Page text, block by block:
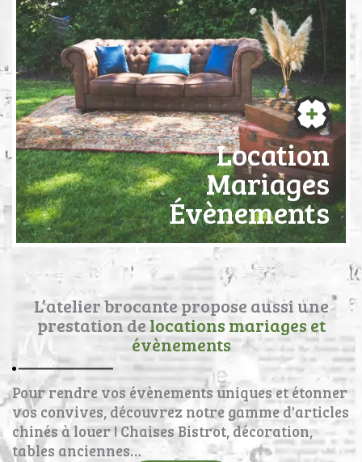
Location
Mariages
Évènements
L’atelier brocante propose aussi une
prestation de locations mariages et
évènements
Pour rendre vos évènements uniques et étonner
vos convives, découvrez notre gamme d'articles
chinés à louer ! Chaises Bistrot, décoration,
tables anciennes…